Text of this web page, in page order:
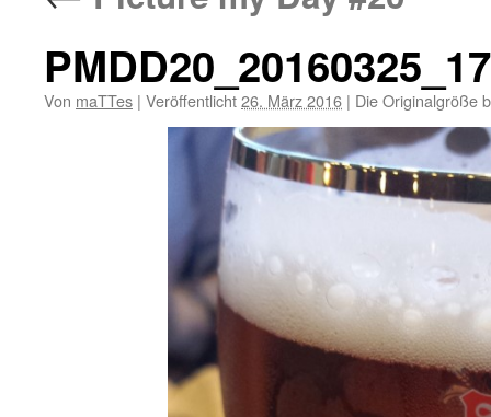
Von maTTes | Veröffentlicht26. März 2016 | Die Originalgröße